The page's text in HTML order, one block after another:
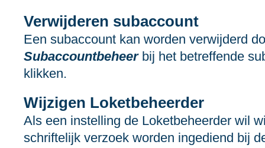
Verwijderen subaccount
Een subaccount kan worden verwijderd
Subaccountbeheerbij het betreffende
klikken.
Wijzigen Loketbeheerder
Als een instelling de Loketbeheerder wil
schriftelijk verzoek worden ingediend bij